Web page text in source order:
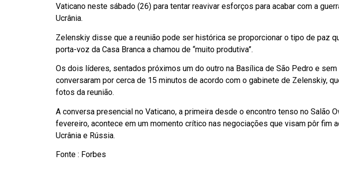
Vaticano neste sábado (26) para tentar reavivar esforços para acabar com a
Ucrânia.
Zelenskiy disse que a reunião pode ser histórica se proporcionar o tipo de paz
porta-voz da Casa Branca a chamou de “muito produtiva”.
Os dois líderes, sentados próximos um do outro na Basílica de São Pedro e
conversaram por cerca de 15 minutos de acordo com o gabinete de Zelenskiy,
fotos da reunião.
A conversa presencial no Vaticano, a primeira desde o encontro tenso no Salão
fevereiro, acontece em um momento crítico nas negociações que visam pôr fim
Ucrânia e Rússia.
Fonte : Forbes